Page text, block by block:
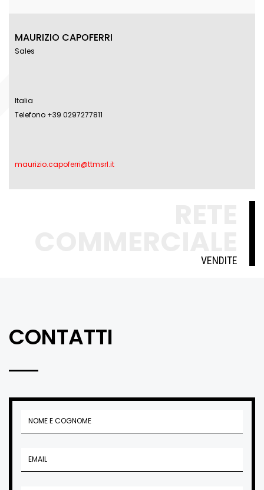
MAURIZIO CAPOFERRI
Sales
Italia
Telefono +39 0297277811
maurizio.capoferri@ttmsrl.it
VENDITE
CONTATTI